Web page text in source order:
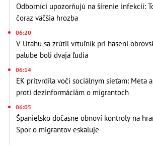
Odborníci upozorňujú na šírenie infekcií:
čoraz väčšia hrozba
06:20
V Utahu sa zrútil vrtuľník pri hasení
palube boli dvaja ľudia
06:14
EK pritvrdila voči sociálnym sieťam: Meta
proti dezinformáciám o migrantoch
06:05
Španielsko dočasne obnoví kontroly na
Spor o migrantov eskaluje